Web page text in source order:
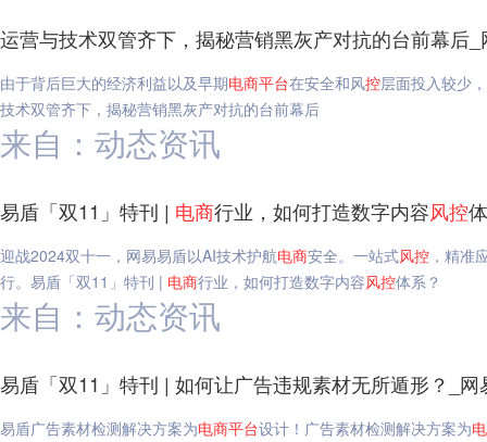
运营与技术双管齐下，揭秘营销黑灰产对抗的台前幕后
由于背后巨大的经济利益以及早期电商平台在安全和风控层面投入较少
技术双管齐下，揭秘营销黑灰产对抗的台前幕后
来自：动态资讯
易盾「双11」特刊 | 电商行业，如何打造数字内容风控
迎战2024双十一，网易易盾以AI技术护航电商安全。一站式风控 ，精准
行。易盾「双11」特刊 | 电商行业，如何打造数字内容风控体系？
来自：动态资讯
易盾「双11」特刊 | 如何让广告违规素材无所遁形？_网
易盾广告素材检测解决方案为电商平台设计！广告素材检测解决方案为电